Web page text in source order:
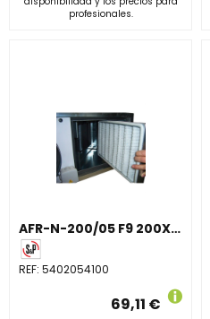
profesionales.
AFR-N-200/05 F9 200X255X48 MARCO METALICO
REF: 5402054100
69,11 €